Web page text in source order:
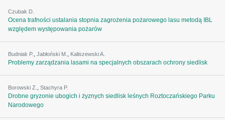
Czubak D.
Ocena trafności ustalania stopnia zagrożenia pożarowego lasu metodą IBL
względem występowania pożarów
Budniak P. Jabłoński M. Kaliszewski A.
Problemy zarządzania lasami na specjalnych obszarach ochrony siedlisk
Borowski Z. Stachyra P.
Drobne gryzonie ubogich i żyznych siedlisk leśnych Roztoczańskiego Parku
Narodowego